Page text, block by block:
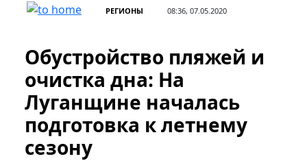
РЕГИОНЫ 08:36, 07.05.2020
Обустройство пляжей и
очистка дна: На
Луганщине началась
подготовка к летнему
сезону